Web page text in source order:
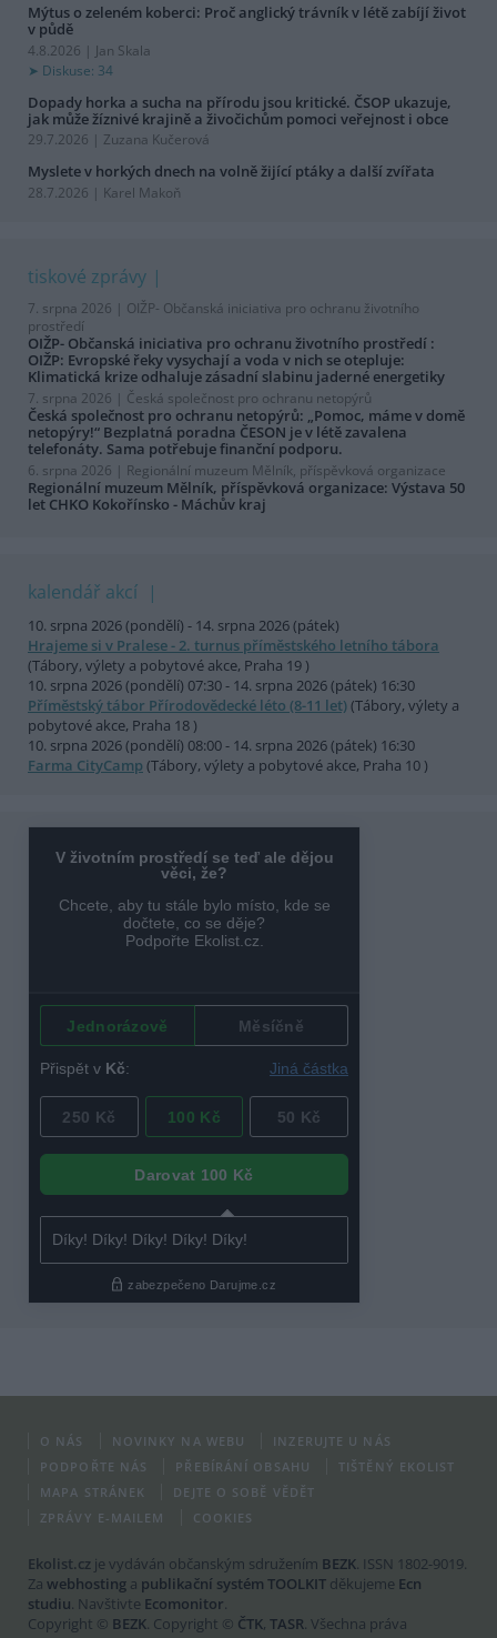
Mýtus o zeleném koberci: Proč anglický trávník v létě zabíjí život
v půdě
4.8.2026 | Jan Skala
Diskuse: 34
Dopady horka a sucha na přírodu jsou kritické. ČSOP ukazuje,
jak může žíznivé krajině a živočichům pomoci veřejnost i obce
29.7.2026 | Zuzana Kučerová
Myslete v horkých dnech na volně žijící ptáky a další zvířata
28.7.2026 | Karel Makoň
tiskové zprávy
7. srpna 2026 | OIŽP- Občanská iniciativa pro ochranu životního
prostředí
OIŽP- Občanská iniciativa pro ochranu životního prostředí :
OIŽP: Evropské řeky vysychají a voda v nich se otepluje:
Klimatická krize odhaluje zásadní slabinu jaderné energetiky
7. srpna 2026 | Česká společnost pro ochranu netopýrů
Česká společnost pro ochranu netopýrů: „Pomoc, máme v domě
netopýry!“ Bezplatná poradna ČESON je v létě zavalena
telefonáty. Sama potřebuje finanční podporu.
6. srpna 2026 | Regionální muzeum Mělník, příspěvková organizace
Regionální muzeum Mělník, příspěvková organizace: Výstava 50
let CHKO Kokořínsko - Máchův kraj
kalendář akcí
10. srpna 2026 (pondělí) - 14. srpna 2026 (pátek)
Hrajeme si v Pralese - 2. turnus příměstského letního tábora
(Tábory, výlety a pobytové akce, Praha 19 )
10. srpna 2026 (pondělí) 07:30 - 14. srpna 2026 (pátek) 16:30
Příměstský tábor Přírodovědecké léto (8-11 let)(Tábory, výlety a
pobytové akce, Praha 18 )
10. srpna 2026 (pondělí) 08:00 - 14. srpna 2026 (pátek) 16:30
Farma CityCamp (Tábory, výlety a pobytové akce, Praha 10 )
O NÁS NOVINKY NA WEBU
INZERUJTE U NÁS
PODPOŘTE NÁS
PŘEBÍRÁNÍ OBSAHU
TIŠTĚNÝ EKOLIST
MAPA STRÁNEK
DEJTE O SOBĚ VĚDĚT
ZPRÁVY E-MAILEM
COOKIES
Ekolist.cz je vydáván občanským sdružením BEZK. ISSN 1802-9019.
Za webhosting a publikační systém TOOLKIT děkujeme Ecn
studiu. Navštivte Ecomonitor.
Copyright © BEZK. Copyright © ČTK, TASR. Všechna práva